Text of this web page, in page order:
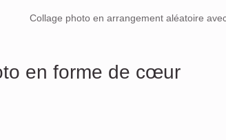
Collage photo en arrangement aléatoire
en forme de cœur